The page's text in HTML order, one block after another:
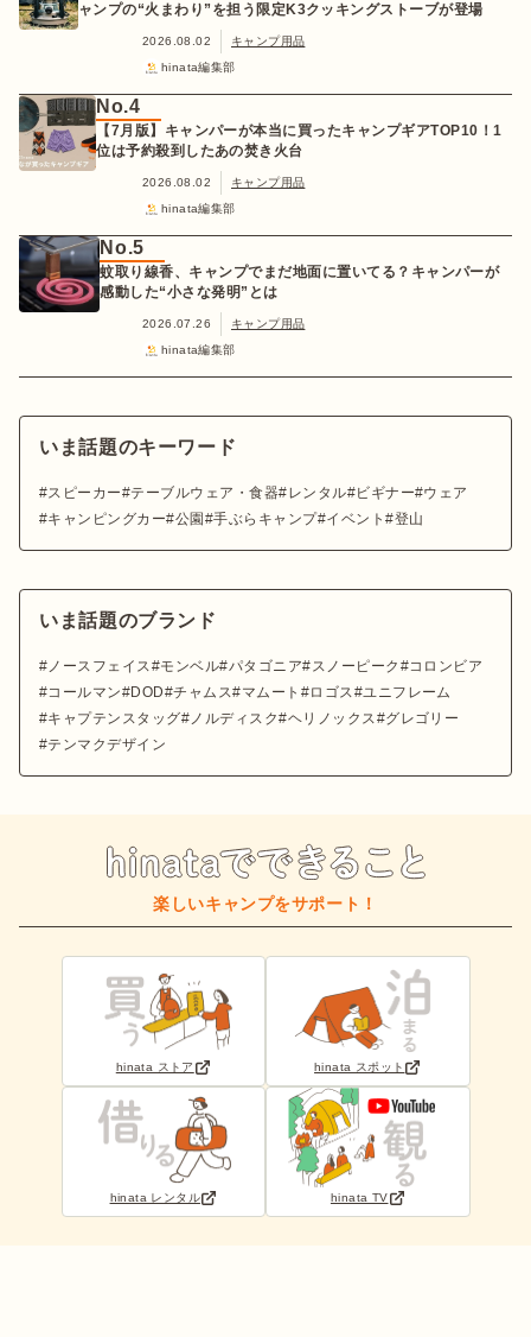
ャンプの“火まわり”を担う限定K3クッキングストーブが登場
2026.08.02
キャンプ用品
hinata編集部
No.4
【7月版】キャンパーが本当に買ったキャンプギアTOP10！1
位は予約殺到したあの焚き火台
2026.08.02
キャンプ用品
hinata編集部
No.5
蚊取り線香、キャンプでまだ地面に置いてる？キャンパーが
感動した“小さな発明”とは
2026.07.26
キャンプ用品
hinata編集部
いま話題のキーワード
スピーカー テーブルウェア・食器 レンタル ビギナー
ウェア
キャンピングカー 公園 手ぶらキャンプ イベント 登山
いま話題のブランド
ノースフェイス モンベル パタゴニア スノーピーク
コロンビア
コールマン
DOD チャムス マムート ロゴス
ユニフレーム
キャプテンスタッグ
ノルディスク ヘリノックス
グレゴリー
テンマクデザイン
楽しいキャンプをサポート！
hinata ストア hinata スポット
hinata レンタル hinata TV